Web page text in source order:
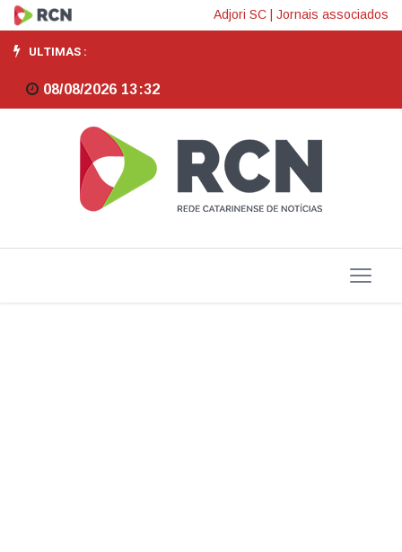
25ª
Feira
do
Santa
Catarina
Adjori SC Jornais associados
ULTIMAS :
08/08/2026 13:32